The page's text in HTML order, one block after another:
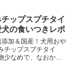
と「生活リズムの改
る前と...
ップスプチタイ
の食いつきレポ
加＆国産！犬用おや
チップスプチタイ
少なめで、なおかつ